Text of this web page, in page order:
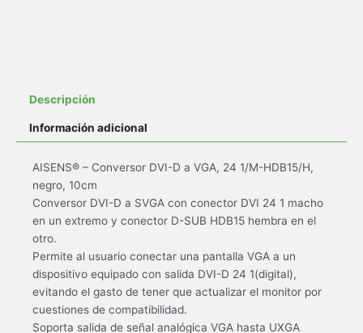
Descripción
Información adicional
AISENS® – Conversor DVI-D a VGA, 24 1/M-HDB15/H,
negro, 10cm
Conversor DVI-D a SVGA con conector DVI 24 1 macho
en un extremo y conector D-SUB HDB15 hembra en el
otro.
Permite al usuario conectar una pantalla VGA a un
dispositivo equipado con salida DVI-D 24 1(digital),
evitando el gasto de tener que actualizar el monitor por
cuestiones de compatibilidad.
Soporta salida de señal analógica VGA hasta UXGA